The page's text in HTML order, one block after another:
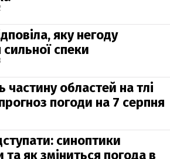
яку негоду
сильної спеки
областей на тлі
погоди на 7 серпня
синоптики
та як зміниться погода в